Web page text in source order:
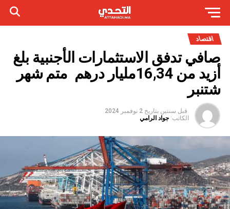
اقتصاد
صافي تدفق الاستثمارات الأجنبية بلغ
أزيد من 16,34مليار درهم متم شهر
شتنبر
قبل سنتين بتاريخ 2 نوفمبر 2024
الكاتب: جواد الرامي